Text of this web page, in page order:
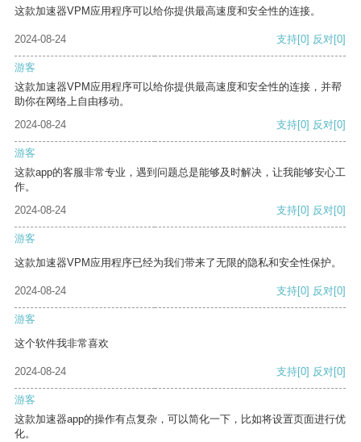
这款加速器VPM应用程序可以给你提供最高速度和安全性的连接。
2024-08-24 支持[0] 反对[0]
游客
这款加速器VPM应用程序可以给你提供最高速度和安全性的连接，并帮
助你在网络上自由移动。
2024-08-24
支持[0] 反对[0]
游客
这款app的客服非常专业，遇到问题总是能够及时解决，让我能够安心工
作。
2024-08-24
支持[0] 反对[0]
游客
这款加速器VPM应用程序已经为我们带来了无限的隐私和安全性保护。
2024-08-24 支持[0] 反对[0]
游客
这个软件我非常喜欢
2024-08-24 支持[0] 反对[0]
游客
这款加速器app的操作有点复杂，可以简化一下，比如将设置页面进行优
化。